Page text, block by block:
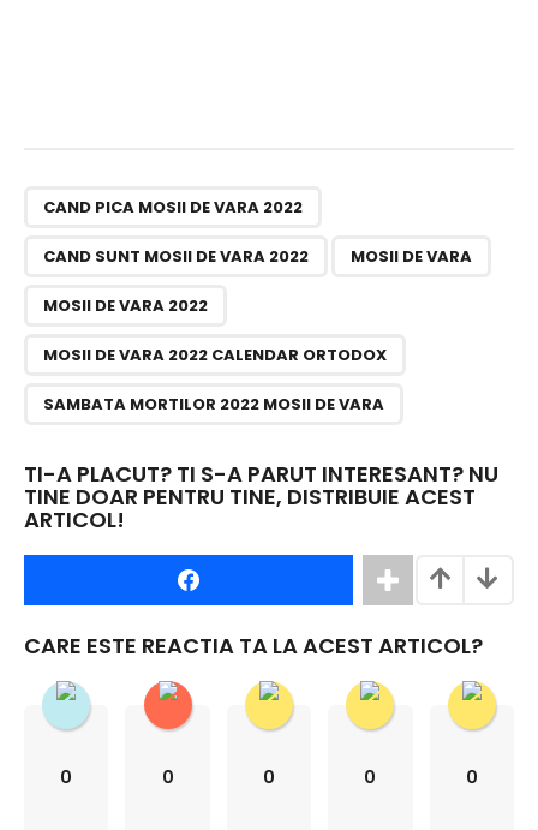
CAND PICA MOSII DE VARA 2022
CAND SUNT MOSII DE VARA 2022 MOSII DE VARA
MOSII DE VARA 2022
MOSII DE VARA 2022 CALENDAR ORTODOX
SAMBATA MORTILOR 2022 MOSII DE VARA
TI-A PLACUT? TI S-A PARUT INTERESANT? NU
TINE DOAR PENTRU TINE, DISTRIBUIE ACEST
ARTICOL!
CARE ESTE REACTIA TA LA ACEST ARTICOL?
0 0 0 0 0